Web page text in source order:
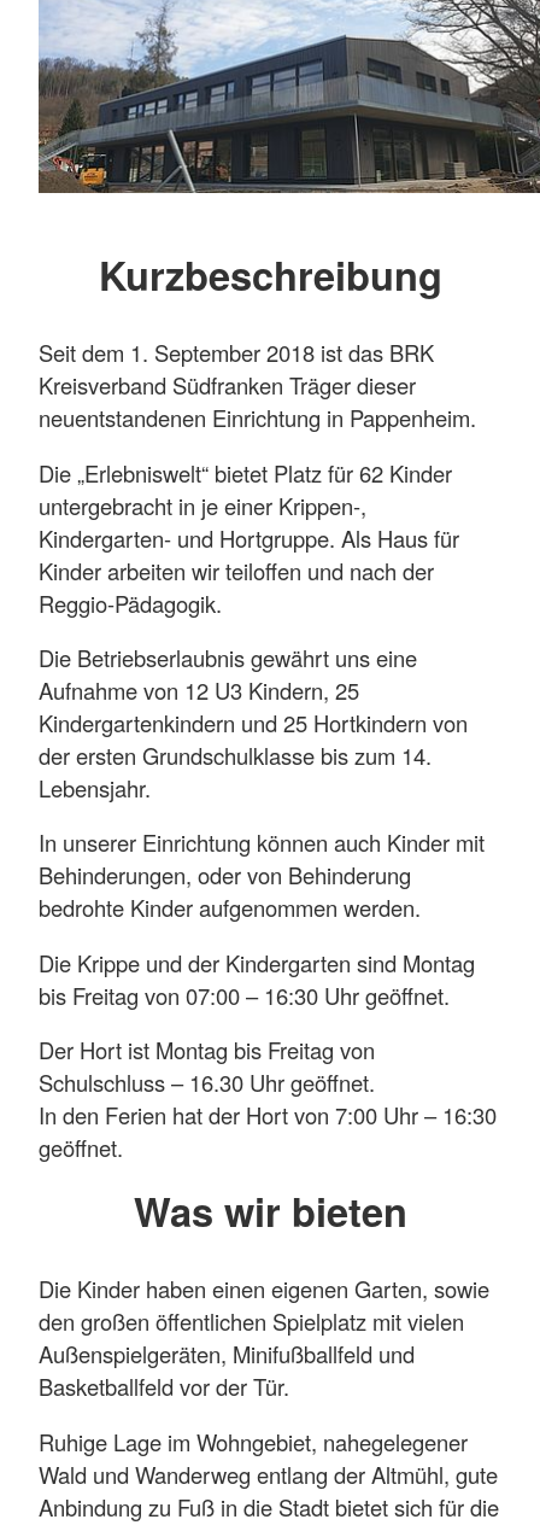
Kurzbeschreibung
Seit dem 1. September 2018 ist das BRK
Kreisverband Südfranken Träger dieser
neuentstandenen Einrichtung in Pappenheim.
Die „Erlebniswelt“ bietet Platz für 62 Kinder
untergebracht in je einer Krippen-,
Kindergarten- und Hortgruppe. Als Haus für
Kinder arbeiten wir teiloffen und nach der
Reggio-Pädagogik.
Die Betriebserlaubnis gewährt uns eine
Aufnahme von 12 U3 Kindern, 25
Kindergartenkindern und 25 Hortkindern von
der ersten Grundschulklasse bis zum 14.
Lebensjahr.
In unserer Einrichtung können auch Kinder mit
Behinderungen, oder von Behinderung
bedrohte Kinder aufgenommen werden.
Die Krippe und der Kindergarten sind Montag
bis Freitag von 07:00 – 16:30 Uhr geöffnet.
Der Hort ist Montag bis Freitag von
Schulschluss – 16.30 Uhr geöffnet.
In den Ferien hat der Hort von 7:00 Uhr – 16:30
geöffnet.
Was wir bieten
Die Kinder haben einen eigenen Garten, sowie
den großen öffentlichen Spielplatz mit vielen
Außenspielgeräten, Minifußballfeld und
Basketballfeld vor der Tür.
Ruhige Lage im Wohngebiet, nahegelegener
Wald und Wanderweg entlang der Altmühl, gute
Anbindung zu Fuß in die Stadt bietet sich für die